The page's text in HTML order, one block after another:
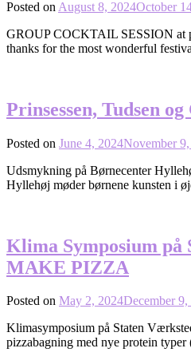
Posted on August 8, 2024October
GROUP COCKTAIL SESSION
thanks for the most wonderful
Prinsessen, Tudsen
Posted on June 4, 2024November
Udsmykning på Børnecenter
Hyllehøj møder børnene kunsten i
Klima Symposium på
MAKE PIZZA
Posted on May 2, 2024December 9,
Klimasymposium på Staten
pizzabagning med nye protein